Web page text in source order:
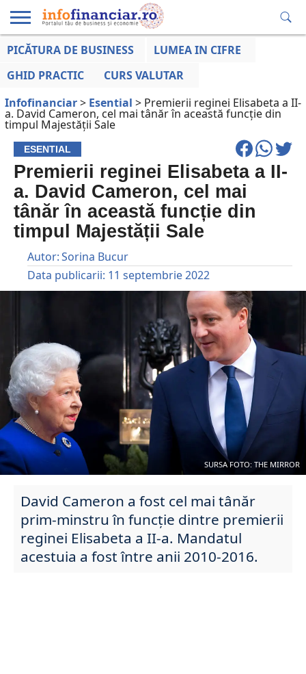
EDUCAȚIE
LA ZI
AFACERILOR
PICĂTURA DE BUSINESS
LUMEA IN CIFRE
GHID PRACTIC
CURS VALUTAR
Infofinanciar> Esential > Premierii reginei Elisabeta a II-
a. David Cameron, cel mai tânăr în această funcție din
timpul Majestății Sale
ESENTIAL
Premierii reginei Elisabeta a II-
a. David Cameron, cel mai
tânăr în această funcție din
timpul Majestății Sale
Autor:Sorina Bucur
Data publicarii: 11 septembrie 2022
SURSA FOTO: THE MIRROR
David Cameron a fost cel mai tânăr
prim-minstru în funcție dintre premierii
reginei Elisabeta a II-a. Mandatul
acestuia a fost între anii 2010-2016.